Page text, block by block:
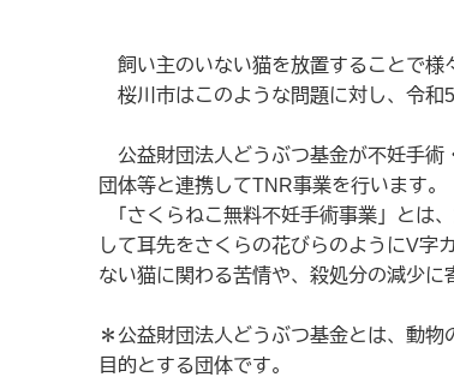
飼い主のいない猫を放置することで様
桜川市はこのような問題に対し、令和
公益財団法人どうぶつ基金が不妊手術
団体等と連携してTNR事業を行います。
「さくらねこ無料不妊手術事業」とは
して耳先をさくらの花びらのようにV字
ない猫に関わる苦情や、殺処分の減少に
＊公益財団法人どうぶつ基金とは、 動物
目的とする団体です。